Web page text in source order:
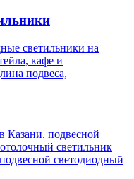
светильники на
кафе и
подвеса,
Казани. подвесной
светильник
светодиодный